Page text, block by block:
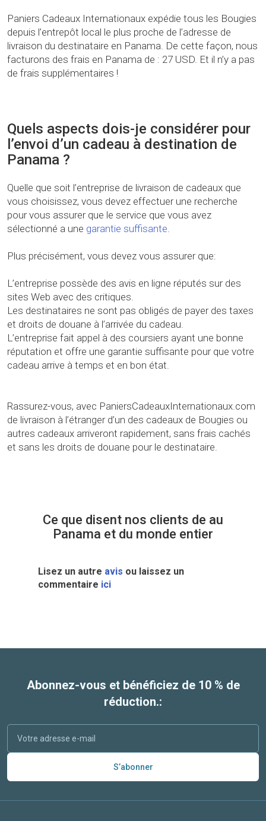
Paniers Cadeaux Internationaux expédie tous les Bougies
depuis l’entrepôt local le plus proche de l’adresse de
livraison du destinataire en Panama. De cette façon, nous
facturons des frais en Panama de : 27 USD. Et il n’y a pas
de frais supplémentaires !
Quels aspects dois-je considérer pour
l’envoi d’un cadeau à destination de
Panama ?
Quelle que soit l’entreprise de livraison de cadeaux que
vous choisissez, vous devez effectuer une recherche
pour vous assurer que le service que vous avez
sélectionné a une garantie suffisante.
Plus précisément, vous devez vous assurer que:
L’entreprise possède des avis en ligne réputés sur des
sites Web avec des critiques.
Les destinataires ne sont pas obligés de payer des taxes
et droits de douane à l’arrivée du cadeau.
L’entreprise fait appel à des coursiers ayant une bonne
réputation et offre une garantie suffisante pour que votre
cadeau arrive à temps et en bon état.
Rassurez-vous, avec PaniersCadeauxInternationaux.com
de livraison à l’étranger d’un des cadeaux de Bougies ou
autres cadeaux arriveront rapidement, sans frais cachés
et sans les droits de douane pour le destinataire.
Ce que disent nos clients de au
Panama et du monde entier
Lisez un autre avis ou laissez un
commentaire ici
Abonnez-vous et bénéficiez de 10 % de
réduction.:
S’abonner